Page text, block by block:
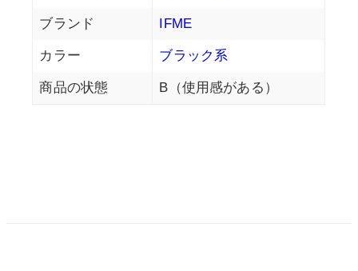
ブランド IFME
カラー ブラック系
商品の状態 B（使用感がある）